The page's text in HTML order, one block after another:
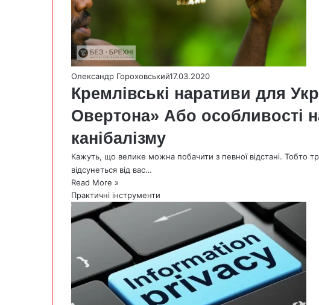
Олександр Гороховський17.03.2020
Кремлівські наративи для
Овертона» Або особливості
канібалізму
Кажуть, що велике можна побачити з певної відстані. Тобто
відсунеться від вас…
Read More »
Практичні інструменти